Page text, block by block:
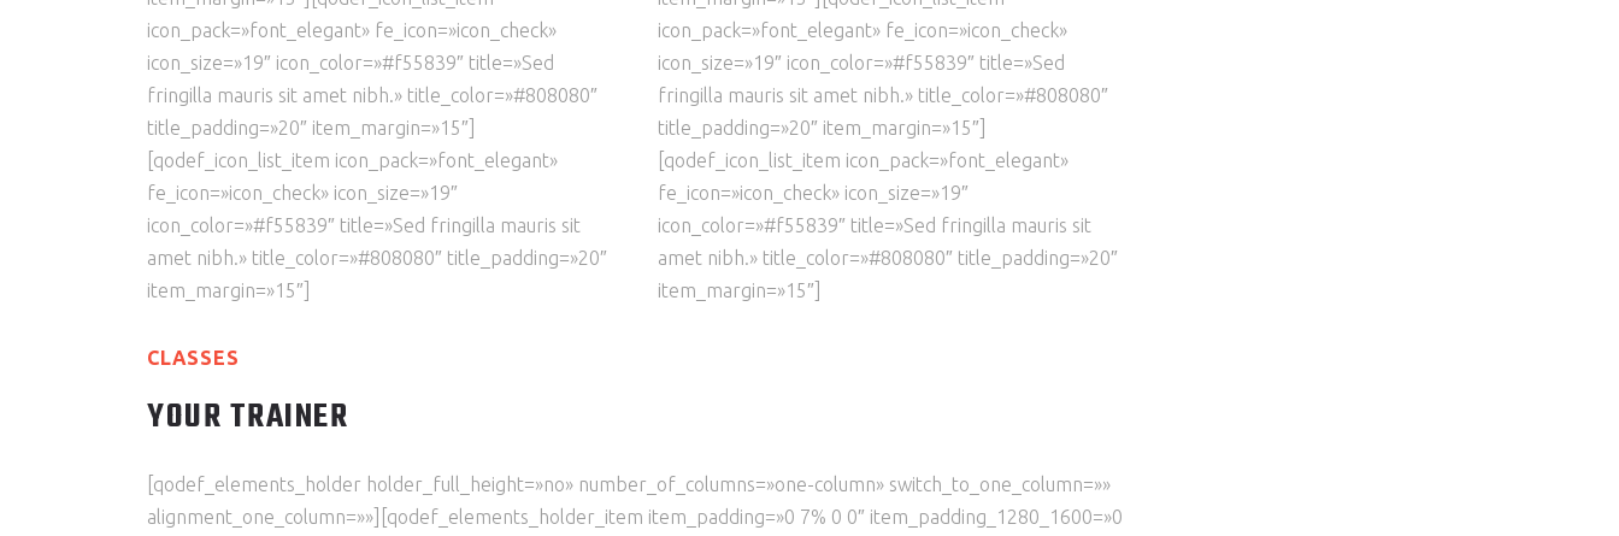
icon_pack=»font_elegant» fe_icon=»icon_check»
icon_size=»19″ icon_color=»#f55839″ title=»Sed
fringilla mauris sit amet nibh.» title_color=»#808080″
title_padding=»20″ item_margin=»15″]
[qodef_icon_list_item icon_pack=»font_elegant»
fe_icon=»icon_check» icon_size=»19″
icon_color=»#f55839″ title=»Sed fringilla mauris sit
amet nibh.» title_color=»#808080″ title_padding=»20″
item_margin=»15″]
icon_pack=»font_elegant» fe_icon=»icon_check»
icon_size=»19″ icon_color=»#f55839″ title=»Sed
fringilla mauris sit amet nibh.» title_color=»#808080″
title_padding=»20″ item_margin=»15″]
[qodef_icon_list_item icon_pack=»font_elegant»
fe_icon=»icon_check» icon_size=»19″
icon_color=»#f55839″ title=»Sed fringilla mauris sit
amet nibh.» title_color=»#808080″ title_padding=»20″
item_margin=»15″]
CLASSES
YOUR TRAINER
[qodef_elements_holder holder_full_height=»no» number_of_columns=»one-column» switch_to_one_column=»»
alignment_one_column=»»][qodef_elements_holder_item item_padding=»0 7% 0 0″ item_padding_1280_1600=»0